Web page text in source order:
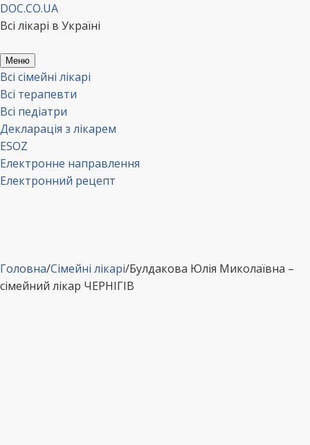
Перейти
до
DOC.CO.UA
Всі лікарі в Україні
Меню
Всі сімейні лікарі
Всі терапевти
Всі педіатри
Декларація з лікарем
ESOZ
Електронне направлення
Електронний рецепт
Головна/Сімейні лікарі/Булдакова Юлія Миколаївна –
сімейний лікар ЧЕРНІГІВ